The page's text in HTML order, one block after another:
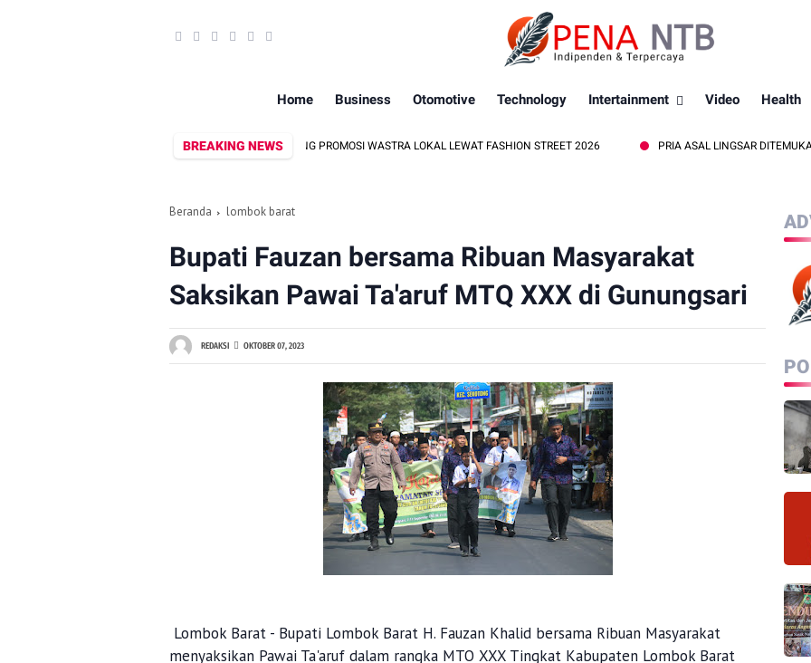
Home Business Otomotive Technology Intertainment Video Health
BREAKING NEWS
DAN DISPAR LOMBOK UTARA DORONG PROMOSI WASTRA LOKAL LEWAT FASHION STREET 2026 PRIA ASAL LINGSAR DITEMUKAN
Beranda lombok barat
Bupati Fauzan bersama Ribuan Masyarakat
Saksikan Pawai Ta'aruf MTQ XXX di Gunungsari
REDAKSI OKTOBER 07, 2023
Lombok Barat - Bupati Lombok Barat H. Fauzan Khalid bersama Ribuan Masyarakat
menyaksikan Pawai Ta'aruf dalam rangka MTQ XXX Tingkat Kabupaten Lombok Barat